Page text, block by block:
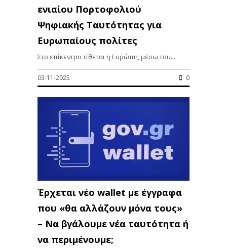
ενιαίου Πορτοφολιού
Ψηφιακής Ταυτότητας για
Ευρωπαίους πολίτες
Στο επίκεντρο τίθεται η Ευρώπη, μέσω του...
03-11-2025 0
Έρχεται νέο wallet με έγγραφα
που «θα αλλάζουν μόνα τους»
– Να βγάλουμε νέα ταυτότητα ή
να περιμένουμε;